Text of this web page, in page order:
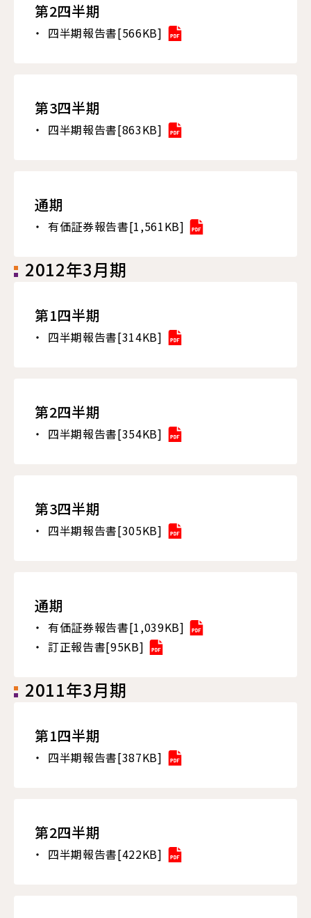
第2四半期
四半期報告書[566KB]
第3四半期
四半期報告書[863KB]
通期
有価証券報告書[1,561KB]
2012年3月期
第1四半期
四半期報告書[314KB]
第2四半期
四半期報告書[354KB]
第3四半期
四半期報告書[305KB]
通期
有価証券報告書[1,039KB]
訂正報告書[95KB]
2011年3月期
第1四半期
四半期報告書[387KB]
第2四半期
四半期報告書[422KB]